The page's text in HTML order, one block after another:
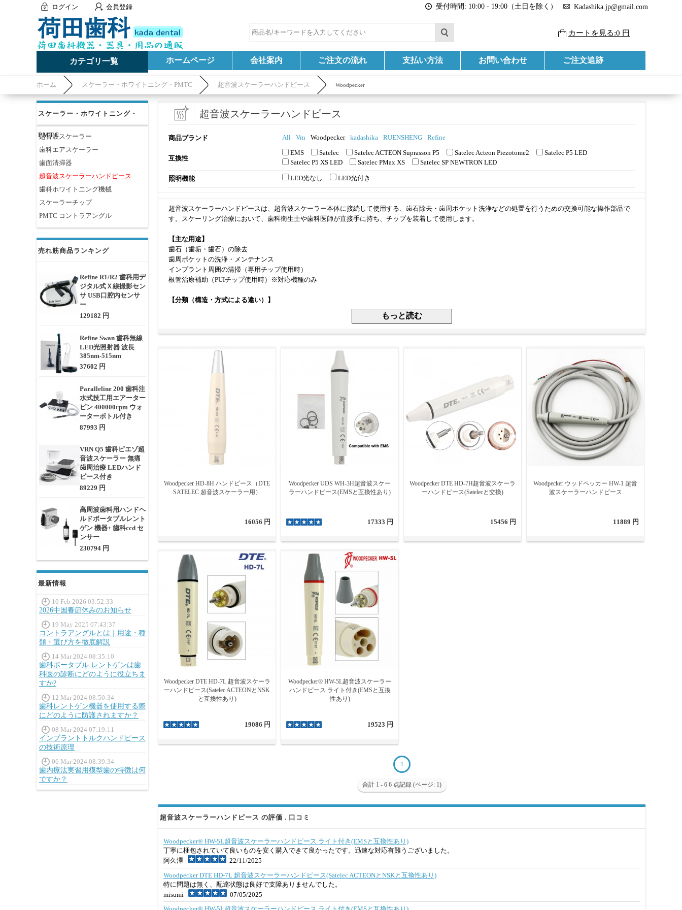
ログイン 会員登録 受付時間: 10:00 - 19:00（土日を除く） Kadashika.jp@gmail.com
カートを見る:0 円
カテゴリ一覧 ホームページ 会社案内 ご注文の流れ 支払い方法 お問い合わせ ご注文追跡
ホーム スケーラー・ホワイトニング・PMTC 超音波スケーラーハンドピース Woodpecker
スケーラー・ホワイトニング・
PMTC
超音波スケーラー
歯科エアスケーラー
歯面清掃器
超音波スケーラーハンドピース
歯科ホワイトニング機械
スケーラーチップ
PMTC コントラアングル
売れ筋商品ランキング
Refine R1/R2 歯科用デ
ジタル式Ｘ線撮影セン
サ USB口腔内センサ
ー
129182 円
Refine Swan 歯科無線
LED光照射器 波長
385nm-515nm
37602 円
Paralleline 200 歯科注
水式技工用エアーター
ビン 400000rpm ウォ
ーターボトル付き
87993 円
VRN Q5 歯科ピエゾ超
音波スケーラー 無痛
歯周治療 LEDハンド
ピース付き
89229 円
高周波歯科用ハンドヘ
ルドポータブルレント
ゲン 機器+ 歯科ccd セ
ンサー
230794 円
最新情報
10 Feb 2026 03:52:33
2026中国春節休みのお知らせ
19 May 2025 07:43:37
コントラアングルとは｜用途・種
類・選び方を徹底解説
14 Mar 2024 08:35:10
歯科ポータブル レントゲンは歯
科医の診断にどのように役立ちま
すか?
12 Mar 2024 08:50:34
歯科レントゲン機器を使用する際
にどのように防護されますか？
08 Mar 2024 07:19:11
インプラントトルクハンドピース
の技術原理
06 Mar 2024 08:39:34
歯内療法実習用模型歯の特徴は何
ですか？
超音波スケーラーハンドピース
商品ブランド All Vrn Woodpecker kadashika RUENSHENG Refine
互換性
EMS Satelec Satelec ACTEON Suprasson P5 Satelec Acteon Piezotome2
Satelec P5 LED
Satelec P5 XS LED
Satelec PMax XS Satelec SP NEWTRON LED
照明機能 LED光なし LED光付き
超音波スケーラーハンドピースは、超音波スケーラー本体に接続して使用する、歯石除去・歯周ポケット洗浄などの処置を行うための交換可能な操作部品で
す。スケーリング治療において、歯科衛生士や歯科医師が直接手に持ち、チップを装着して使用します。
【主な用途】
歯石（歯垢・歯石）の除去
歯周ポケットの洗浄・メンテナンス
インプラント周囲の清掃（専用チップ使用時）
根管治療補助（PUIチップ使用時）※対応機種のみ
【分類（構造・方式による違い）】
本体から伝達された高周波電気信号をハンドピース内部で振動エネルギーに変換し、それを先端のチップに伝えます。チップは毎秒約25,000～50,000回の微
細振動を行い、歯石やバイオフィルムを破砕・除去します。さらに、水スプレーとの併用により冷却と洗浄を同時に実現します。
【選定時のチェックポイント】
対応するスケーラーメーカー・モデル（ブランド間の互換性）
LED照明の有無（診療部位の視認性に影響）
滅菌対応の可否（オートクレーブ温度）
ハンドピースのサイズ・重量・グリップ性
超音波スケーラーハンドピースは、日々の歯科診療の基本器具として、操作性・互換性・メンテナンス性をしっかり確認して選ぶことが重要です。快適な使
Woodpecker HD-8H ハンドピース（DTE
SATELEC 超音波スケーラー用）
16056 円
Woodpecker UDS WH-3H超音波スケー
ラーハンドピース(EMSと互換性あり)
17333 円
Woodpecker DTE HD-7H超音波スケーラ
ーハンドピース(Satelecと交換)
15456 円
Woodpecker ウッドペッカー HW-1 超音
波スケーラーハンドピース
11889 円
Woodpecker DTE HD-7L 超音波スケーラ
ーハンドピース(Satelec ACTEONとNSK
と互換性あり)
19086 円
Woodpecker® HW-5L超音波スケーラー
ハンドピース ライト付き(EMSと互換
性あり)
19523 円
1
合計 1 - 6 6 点記録 (ページ: 1)
超音波スケーラーハンドピース の評価 . 口コミ
Woodpecker® HW-5L超音波スケーラーハンドピース ライト付き(EMSと互換性あり)
丁寧に梱包されていて良いものを安く購入できて良かったです。迅速な対応有難うございました。
阿久澤
22/11/2025
Woodpecker DTE HD-7L 超音波スケーラーハンドピース(Satelec ACTEONとNSKと互換性あり)
特に問題は無く、配達状態は良好で支障ありませんでした。
misumi
07/05/2025